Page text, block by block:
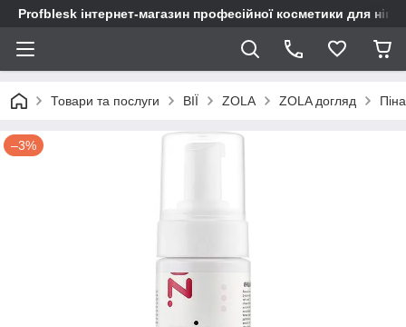
Profblesk інтернет-магазин професійної косметики для
Товари та послуги ВІЇ ZOLA ZOLA догляд
–3%